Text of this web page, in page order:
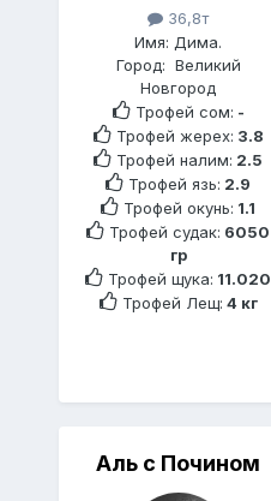
36,8т
Имя: Дима.
Город: Великий
Новгород
Трофей сом: -
Трофей жерех: 3.8
Трофей налим: 2.5
Трофей язь: 2.9
Трофей окунь: 1.1
Трофей судак: 6050
гр
Трофей щука: 11.020
Трофей Лещ: 4 кг
Аль с Почином